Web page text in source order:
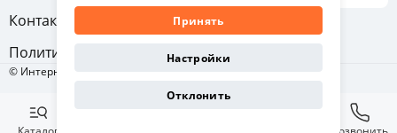
Контакты
Политика конфиденциальности
© Интернет-магазин «Отличная мебель», 2011-2026
Принять
Настройки
Отклонить